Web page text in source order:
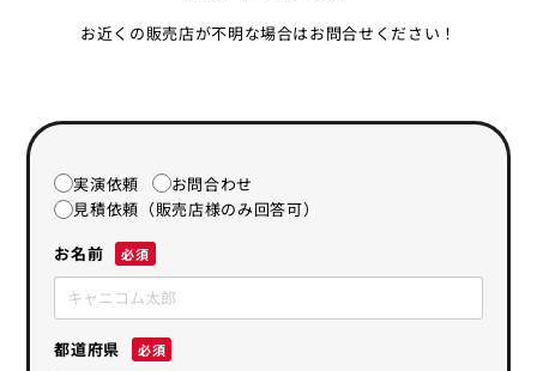
お近くの販売店が不明な場合はお問合せください！
実演依頼
お問合わせ
見積依頼（販売店様のみ回答可）
お名前
都道府県